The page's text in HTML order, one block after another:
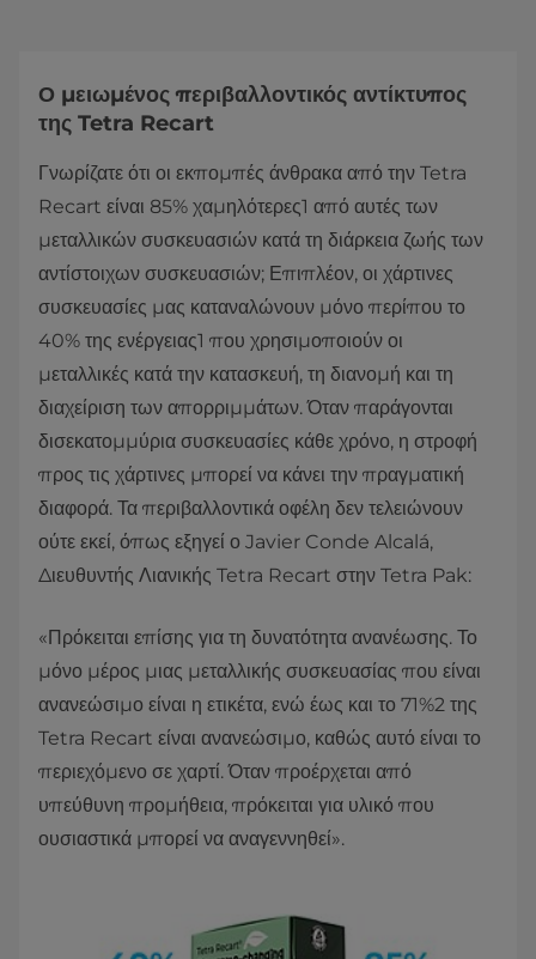
Ο μειωμένος περιβαλλοντικός αντίκτυπος
της Tetra Recart
Γνωρίζατε ότι οι εκπομπές άνθρακα από την Tetra
Recart είναι 85% χαμηλότερες1 από αυτές των
μεταλλικών συσκευασιών κατά τη διάρκεια ζωής των
αντίστοιχων συσκευασιών; Επιπλέον, οι χάρτινες
συσκευασίες μας καταναλώνουν μόνο περίπου το
40% της ενέργειας1 που χρησιμοποιούν οι
μεταλλικές κατά την κατασκευή, τη διανομή και τη
διαχείριση των απορριμμάτων. Όταν παράγονται
δισεκατομμύρια συσκευασίες κάθε χρόνο, η στροφή
προς τις χάρτινες μπορεί να κάνει την πραγματική
διαφορά. Τα περιβαλλοντικά οφέλη δεν τελειώνουν
ούτε εκεί, όπως εξηγεί ο Javier Conde Alcalá,
Διευθυντής Λιανικής Tetra Recart στην Tetra Pak:
«Πρόκειται επίσης για τη δυνατότητα ανανέωσης. Το
μόνο μέρος μιας μεταλλικής συσκευασίας που είναι
ανανεώσιμο είναι η ετικέτα, ενώ έως και το 71%2 της
Tetra Recart είναι ανανεώσιμο, καθώς αυτό είναι το
περιεχόμενο σε χαρτί. Όταν προέρχεται από
υπεύθυνη προμήθεια, πρόκειται για υλικό που
ουσιαστικά μπορεί να αναγεννηθεί».